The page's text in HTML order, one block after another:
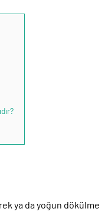
ya da yoğun dökülme